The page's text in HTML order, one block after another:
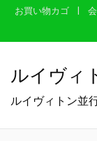
お買い物カゴ
ルイヴィ
ルイヴィトン並